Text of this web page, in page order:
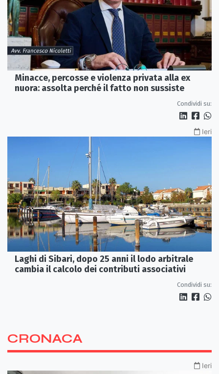
Minacce, percosse e violenza privata alla ex
nuora: assolta perché il fatto non sussiste
Condividi su:
Ieri
Laghi di Sibari, dopo 25 anni il lodo arbitrale
cambia il calcolo dei contributi associativi
Condividi su:
CRONACA
Ieri